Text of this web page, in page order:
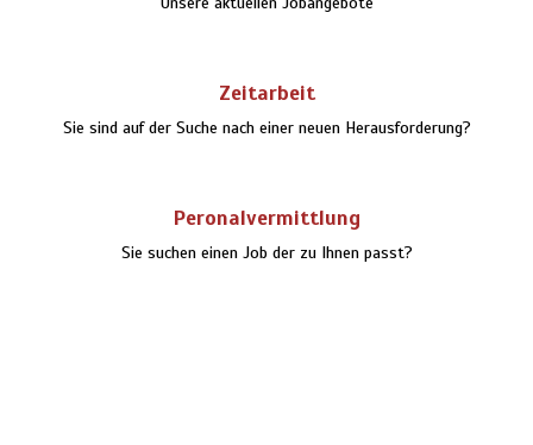
Zeitarbeit
Sie sind auf der Suche nach einer neuen Herausforderung?
Peronalvermittlung
Sie suchen einen Job der zu Ihnen passt?